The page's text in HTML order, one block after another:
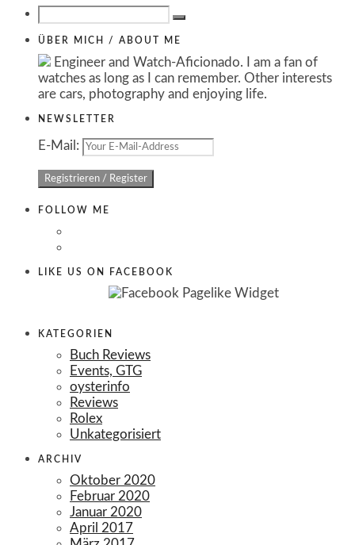
ÜBER MICH / ABOUT ME
Engineer and Watch-Aficionado. I am a fan of
watches as long as I can remember. Other interests
are cars, photography and enjoying life.
NEWSLETTER
E-Mail:
FOLLOW ME
LIKE US ON FACEBOOK
KATEGORIEN
Buch Reviews
Events, GTG
oysterinfo
Reviews
Rolex
Unkategorisiert
ARCHIV
Oktober 2020
Februar 2020
Januar 2020
April 2017